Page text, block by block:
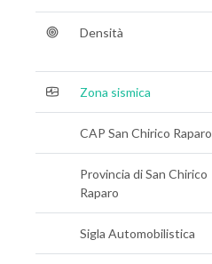
Densità
Zona sismica
CAP San Chirico Raparo
Provincia di San Chirico
Raparo
Sigla Automobilistica